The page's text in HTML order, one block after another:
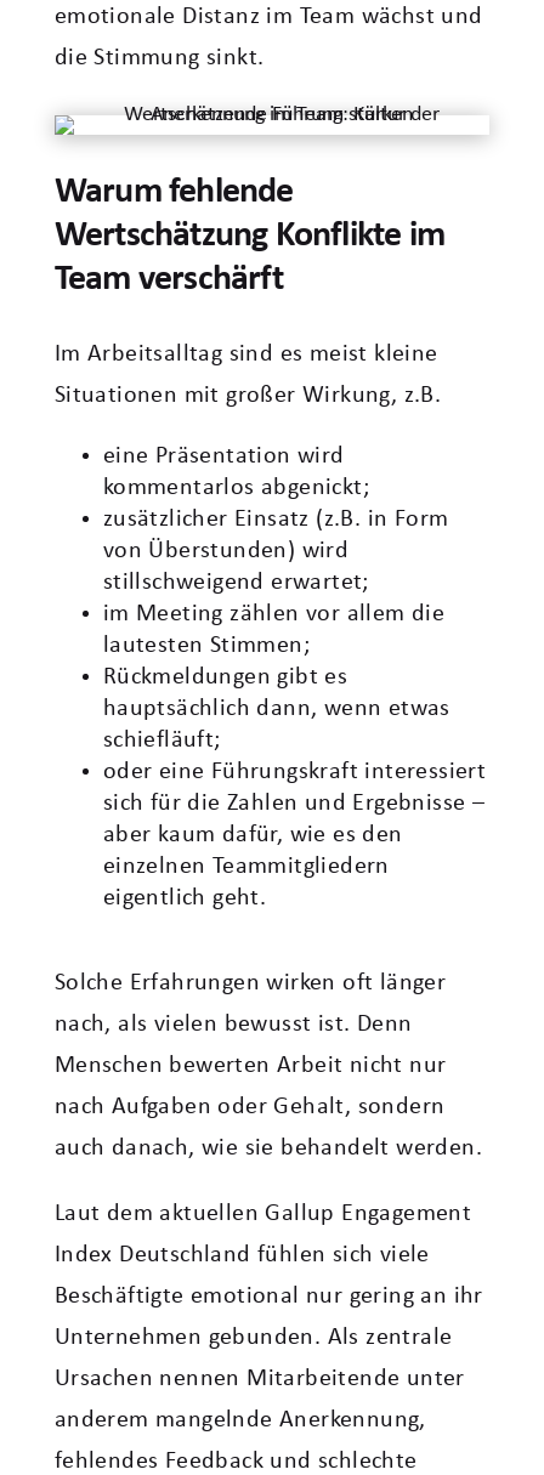
emotionale Distanz im Team wächst und
die Stimmung sinkt.
Warum fehlende
Wertschätzung Konflikte im
Team verschärft
Im Arbeitsalltag sind es meist kleine
Situationen mit großer Wirkung, z.B.
eine Präsentation wird
kommentarlos abgenickt;
zusätzlicher Einsatz (z.B. in Form
von Überstunden) wird
stillschweigend erwartet;
im Meeting zählen vor allem die
lautesten Stimmen;
Rückmeldungen gibt es
hauptsächlich dann, wenn etwas
schiefläuft;
oder eine Führungskraft interessiert
sich für die Zahlen und Ergebnisse –
aber kaum dafür, wie es den
einzelnen Teammitgliedern
eigentlich geht.
Solche Erfahrungen wirken oft länger
nach, als vielen bewusst ist. Denn
Menschen bewerten Arbeit nicht nur
nach Aufgaben oder Gehalt, sondern
auch danach, wie sie behandelt werden.
Laut dem aktuellen Gallup Engagement
Index Deutschland fühlen sich viele
Beschäftigte emotional nur gering an ihr
Unternehmen gebunden. Als zentrale
Ursachen nennen Mitarbeitende unter
anderem mangelnde Anerkennung,
fehlendes Feedback und schlechte